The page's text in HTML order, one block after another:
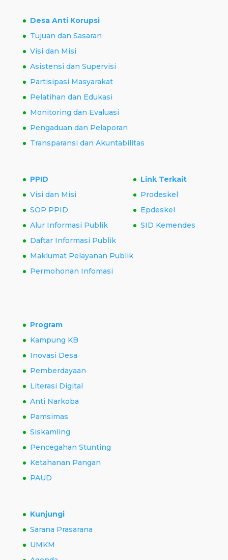
Desa Anti Korupsi
Tujuan dan Sasaran
Visi dan Misi
Asistensi dan Supervisi
Partisipasi Masyarakat
Pelatihan dan Edukasi
Monitoring dan Evaluasi
Pengaduan dan Pelaporan
Transparansi dan Akuntabilitas
PPID
Visi dan Misi
SOP PPID
Alur Informasi Publik
Daftar Informasi Publik
Maklumat Pelayanan Publik
Permohonan Infomasi
Link Terkait
Prodeskel
Epdeskel
SID Kemendes
Program
Kampung KB
Inovasi Desa
Pemberdayaan
Literasi Digital
Anti Narkoba
Pamsimas
Siskamling
Pencegahan Stunting
Ketahanan Pangan
PAUD
Kunjungi
Sarana Prasarana
UMKM